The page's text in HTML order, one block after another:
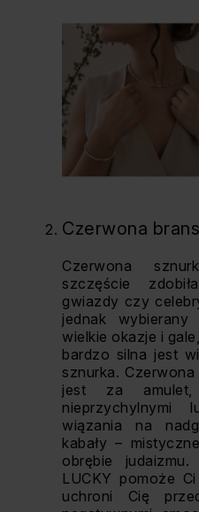
Czerwona
Czerwona
szczęście
gwiazdy czy
jednak
wielkie okazje i
bardzo silna jest
sznurka.
jest za
wiązania na
kabały –
obrębie
LUCKY pomoże
uchroni Cię